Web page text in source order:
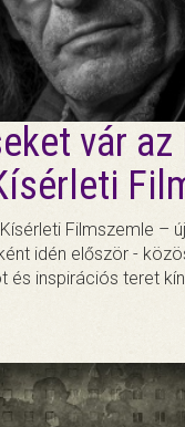
vár
Filmszemle – új
idén először -
és inspirációs teret